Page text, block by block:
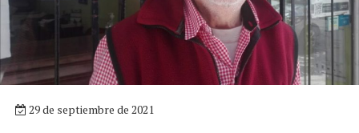
29 de septiembre de 2021